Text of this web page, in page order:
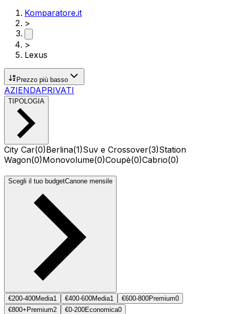
Komparatore.it
>
>
Lexus
Prezzo più basso
AZIENDAPRIVATI
TIPOLOGIA
City Car(0)Berlina(1)Suv e Crossover(3)Station
Wagon(0)Monovolume(0)Coupè(0)Cabrio(0)
Scegli il tuo budgetCanone mensile
€200-400Media1 €400-600Media1 €600-800Premium0
€800+ Premium2 €0-200Economica0